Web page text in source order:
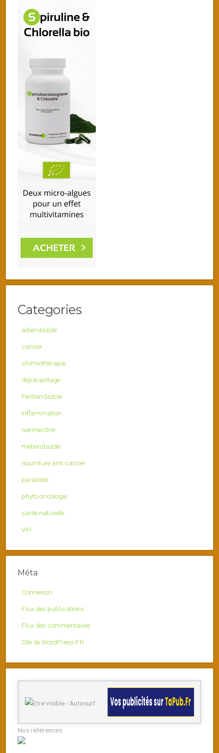
Categories
albendazole
cancer
chimiothérapie
déparasitage
Fenbendazole
inflammation
ivermectine
mebendazole
nourriture anti cancer
parasites
phyto oncologie
sante naturelle
VIH
Méta
Connexion
Flux des publications
Flux des commentaires
Site de WordPress-FR
Nos références